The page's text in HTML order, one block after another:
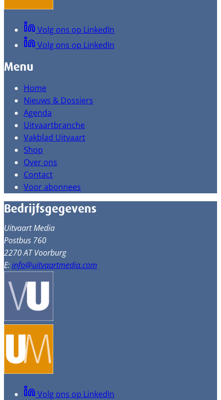
Volg ons op LinkedIn
Volg ons op LinkedIn
Menu
Home
Nieuws & Dossiers
Agenda
Uitvaartbranche
Vakblad Uitvaart
Shop
Over ons
Contact
Voor abonnees
Bedrijfsgegevens
Uitvaart Media
Postbus 760
2270 AT Voorburg
E:info@uitvaartmedia.com
Volg ons op LinkedIn